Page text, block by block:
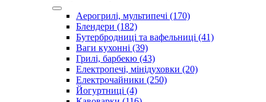
Аерогрилі, мультипечі (170)
Блендери (182)
Бутербродниці та вафельниці (41)
Ваги кухонні (39)
Грилі, барбекю (43)
Електропечі, мінідуховки (20)
Електрочайники (250)
Йогуртниці (4)